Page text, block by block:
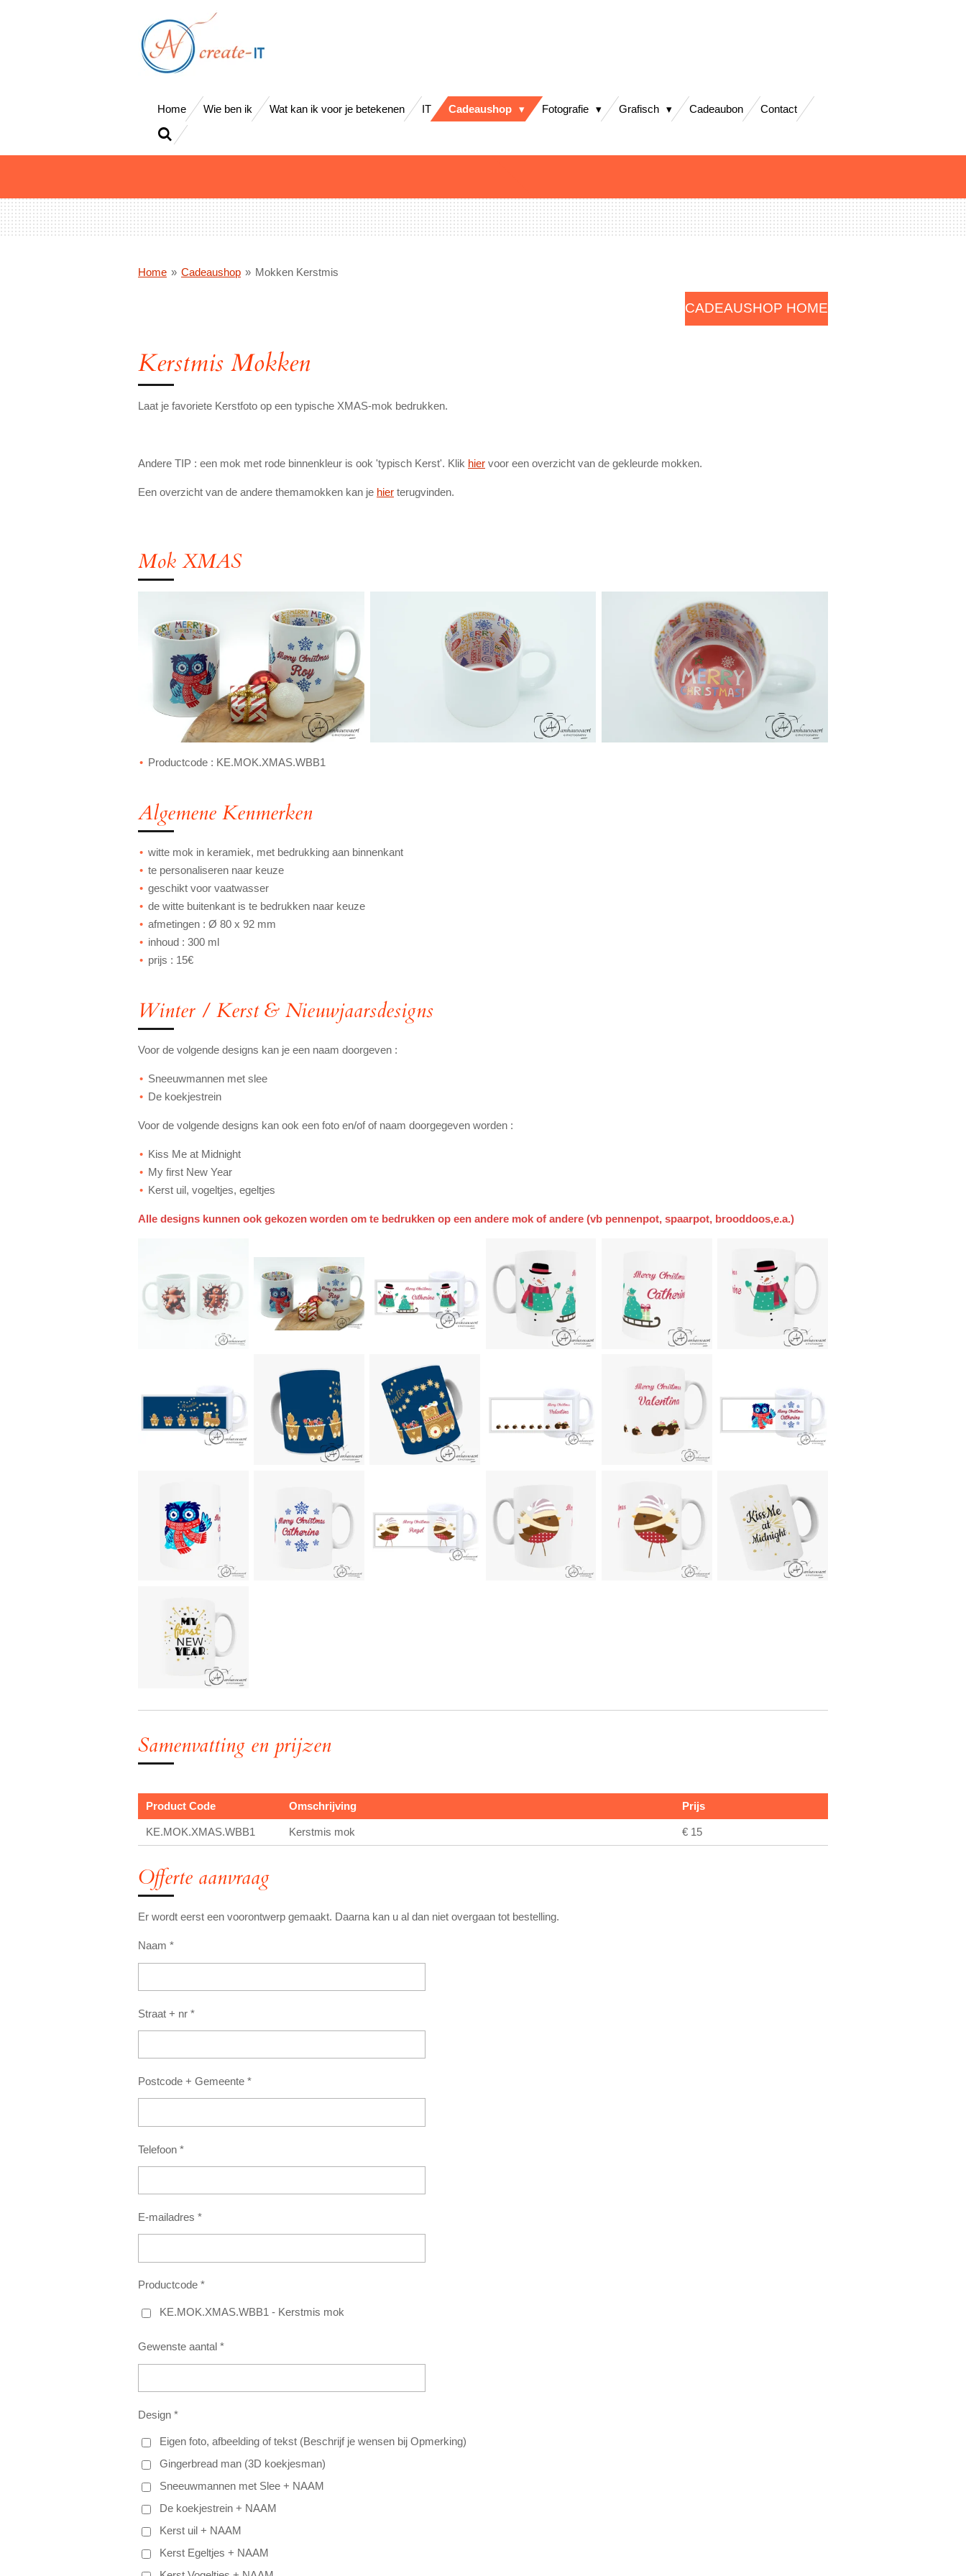
Home
Wie ben ik Wat kan ik voor je betekenen IT Cadeaushop Fotografie Grafisch Cadeaubon Contact
Home » Cadeaushop » Mokken Kerstmis
CADEAUSHOP HOME
Kerstmis Mokken
Laat je favoriete Kerstfoto op een typische XMAS-mok bedrukken.
Andere TIP : een mok met rode binnenkleur is ook 'typisch Kerst'. Klik hier voor een overzicht van de gekleurde mokken.
Een overzicht van de andere themamokken kan je hier terugvinden.
Mok XMAS
Productcode : KE.MOK.XMAS.WBB1
Algemene Kenmerken
witte mok in keramiek, met bedrukking aan binnenkant
te personaliseren naar keuze
geschikt voor vaatwasser
de witte buitenkant is te bedrukken naar keuze
afmetingen : Ø 80 x 92 mm
inhoud : 300 ml
prijs : 15€
Winter / Kerst & Nieuwjaarsdesigns
Voor de volgende designs kan je een naam doorgeven :
Sneeuwmannen met slee
De koekjestrein
Voor de volgende designs kan ook een foto en/of of naam doorgegeven worden :
Kiss Me at Midnight
My first New Year
Kerst uil, vogeltjes, egeltjes
Alle designs kunnen ook gekozen worden om te bedrukken op een andere mok of andere (vb pennenpot, spaarpot, brooddoos,e.a.)
Samenvatting en prijzen
Product Code Omschrijving Prijs
KE.MOK.XMAS.WBB1 Kerstmis mok € 15
Offerte aanvraag
Er wordt eerst een voorontwerp gemaakt. Daarna kan u al dan niet overgaan tot bestelling.
Naam *
Straat + nr *
Postcode + Gemeente *
Telefoon *
E-mailadres *
Productcode *
KE.MOK.XMAS.WBB1 - Kerstmis mok
Gewenste aantal *
Design *
Eigen foto, afbeelding of tekst (Beschrijf je wensen bij Opmerking)
Gingerbread man (3D koekjesman)
Sneeuwmannen met Slee + NAAM
De koekjestrein + NAAM
Kerst uil + NAAM
Kerst Egeltjes + NAAM